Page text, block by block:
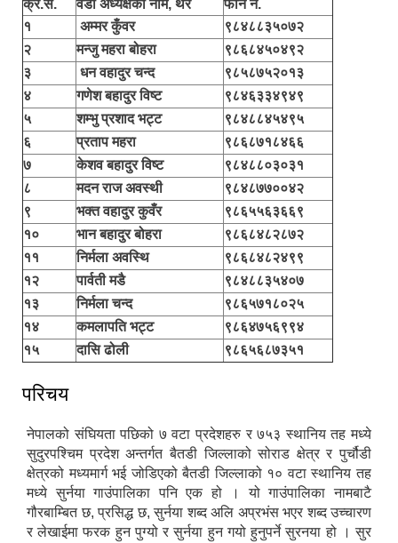
क्र.स. वडा अध्यक्षको नाम, थर
फोन नं.
१
अम्मर कुँवर
९८४८८३५०७२
२
मन्जु महरा बोहरा
९८६८४५०४९२
३
धन वहादुर चन्द
९८५८७५२०१३
४
गणेश बहादुर विष्ट
९८४६३३४९४९
५
शम्भु प्रशाद भट्ट
९८४८८४५४९५
६
प्रताप महरा
९८६८७१८४६६
७
केशव बहादुर विष्ट
९८४८८०३०३१
८
मदन राज अवस्थी
९८४८७७००४२
९
भक्त वहादुर कुवँर
९८६५५६३६६९
१०
भान बहादुर बोहरा
९८६८४८२८७२
११
निर्मला अवस्थि
९८६८४८२४९९
१२
पार्वती मडै
९८४८८३५४०७
१३
निर्मला चन्द
९८६५७१८०२५
१४
कमलापति भट्ट
९८६४७५६९९४
१५
दासि ढोली ९८६५६८७३५१
परिचय
नेपालको संघियता पछिको ७ वटा प्रदेशहरु र ७५३ स्थानिय तह मध्ये
सुदुरपश्चिम प्रदेश अन्तर्गत बैतडी जिल्लाको सोराड क्षेत्र र पुर्चौडी
क्षेत्रको मध्यमार्ग भई जोडिएको बैतडी जिल्लाको १० वटा स्थानिय तह
मध्ये सुर्नया गाउंपालिका पनि एक हो । यो गाउंपालिका नामबाटै
गौरबाम्बित छ, प्रसिद्ध छ, सुर्नया शब्द अलि अप्रभंस भएर शब्द उच्चारण
र लेखाईमा फरक हुन पुग्यो र सुर्नया हुन गयो हुनुपर्ने सुरनया हो । सुर